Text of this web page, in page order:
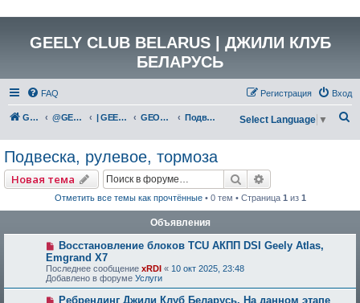
GEELY CLUB BELARUS | ДЖИЛИ КЛУБ
БЕЛАРУСЬ
FAQ Вход
Регистрация
GEELY Club Belarus @GEELYCLUBBY | GEELY EV GEOMETRY C (GE13) Подвеска, рулевое, тормоза Select Language ▼
Подвеска, рулевое, тормоза
Новая тема Поиск
Отметить все темы как прочтённые• 0 тем • Страница 1 из 1
Объявления
Восстановление блоков TCU АКПП DSI Geely Atlas,
Emgrand X7
Последнее сообщение xRDI « 10 окт 2025, 23:48
Добавлено в форуме Услуги
Ребрендинг Джили Клуб Беларусь. На данном этапе